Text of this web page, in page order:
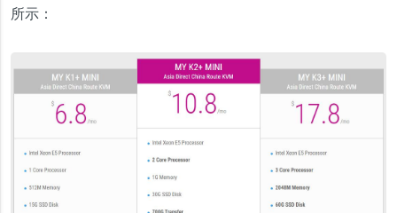
所示：